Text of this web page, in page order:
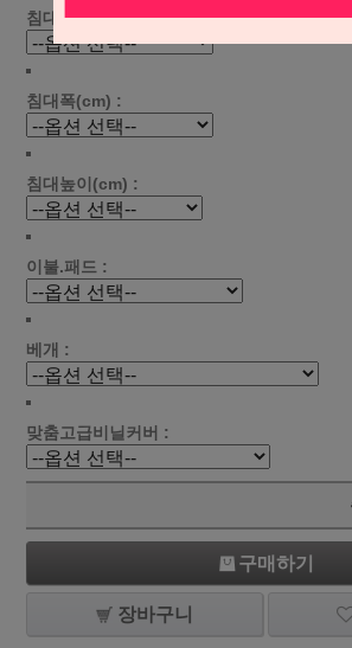
침대길이(cm) :
침대폭(cm) :
침대높이(cm) :
이불.패드 :
베개 :
맞춤고급비닐커버 :
구매하기
장바구니